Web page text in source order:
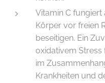
Vitamin C fungiert
Körper vor freien
beseitigen. Ein
oxidativem Stress
im
Krankheiten und